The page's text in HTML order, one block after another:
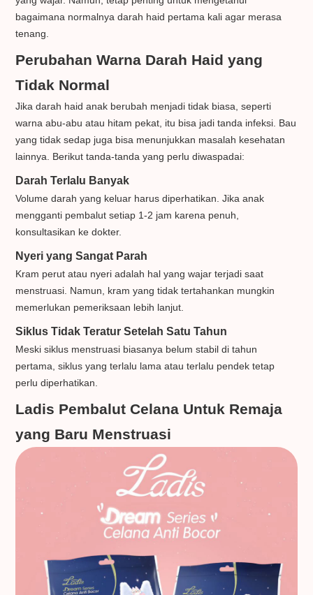
bagaimana normalnya darah haid pertama kali agar merasa
tenang.
Perubahan Warna Darah Haid yang
Tidak Normal
Jika darah haid anak berubah menjadi tidak biasa, seperti
warna abu-abu atau hitam pekat, itu bisa jadi tanda infeksi. Bau
yang tidak sedap juga bisa menunjukkan masalah kesehatan
lainnya. Berikut tanda-tanda yang perlu diwaspadai:
Darah Terlalu Banyak
Volume darah yang keluar harus diperhatikan. Jika anak
mengganti pembalut setiap 1-2 jam karena penuh,
konsultasikan ke dokter.
Nyeri yang Sangat Parah
Kram perut atau nyeri adalah hal yang wajar terjadi saat
menstruasi. Namun, kram yang tidak tertahankan mungkin
memerlukan pemeriksaan lebih lanjut.
Siklus Tidak Teratur Setelah Satu Tahun
Meski siklus menstruasi biasanya belum stabil di tahun
pertama, siklus yang terlalu lama atau terlalu pendek tetap
perlu diperhatikan.
Ladis Pembalut Celana Untuk Remaja
yang Baru Menstruasi